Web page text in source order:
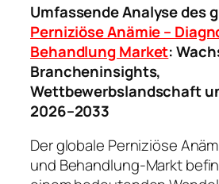
Umfassende Analyse des
Perniziöse Anämie –
Behandlung Market:
Brancheninsights,
Wettbewerbslandschaft
2026–2033
Der globale Perniziöse
und Behandlung-Markt